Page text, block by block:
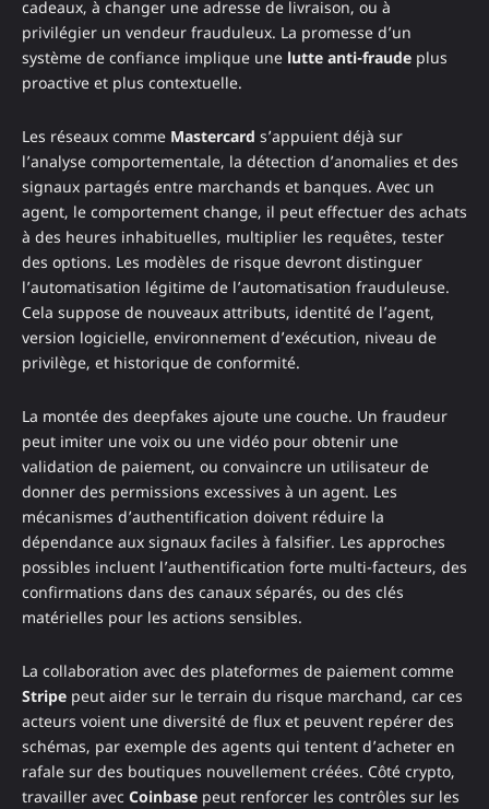
cadeaux, à changer une adresse de livraison, ou à
privilégier un vendeur frauduleux. La promesse d’un
système de confiance implique une lutte anti-fraude plus
proactive et plus contextuelle.
Les réseaux comme Mastercard s’appuient déjà sur
l’analyse comportementale, la détection d’anomalies et des
signaux partagés entre marchands et banques. Avec un
agent, le comportement change, il peut effectuer des achats
à des heures inhabituelles, multiplier les requêtes, tester
des options. Les modèles de risque devront distinguer
l’automatisation légitime de l’automatisation frauduleuse.
Cela suppose de nouveaux attributs, identité de l’agent,
version logicielle, environnement d’exécution, niveau de
privilège, et historique de conformité.
La montée des deepfakes ajoute une couche. Un fraudeur
peut imiter une voix ou une vidéo pour obtenir une
validation de paiement, ou convaincre un utilisateur de
donner des permissions excessives à un agent. Les
mécanismes d’authentification doivent réduire la
dépendance aux signaux faciles à falsifier. Les approches
possibles incluent l’authentification forte multi-facteurs, des
confirmations dans des canaux séparés, ou des clés
matérielles pour les actions sensibles.
La collaboration avec des plateformes de paiement comme
Stripe peut aider sur le terrain du risque marchand, car ces
acteurs voient une diversité de flux et peuvent repérer des
schémas, par exemple des agents qui tentent d’acheter en
rafale sur des boutiques nouvellement créées. Côté crypto,
travailler avec Coinbase peut renforcer les contrôles sur les